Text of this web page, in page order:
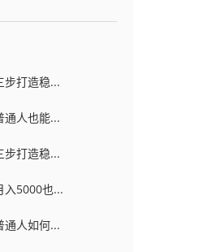
步打造稳...
通人也能...
步打造稳...
入5000也...
通人如何...